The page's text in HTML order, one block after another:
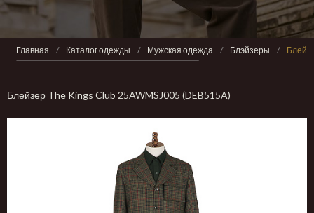
Главная / Каталог одежды / Мужская одежда / Блэйзеры /
Блейзер The Kings Club 25AWMSJ005 (DEB515A)